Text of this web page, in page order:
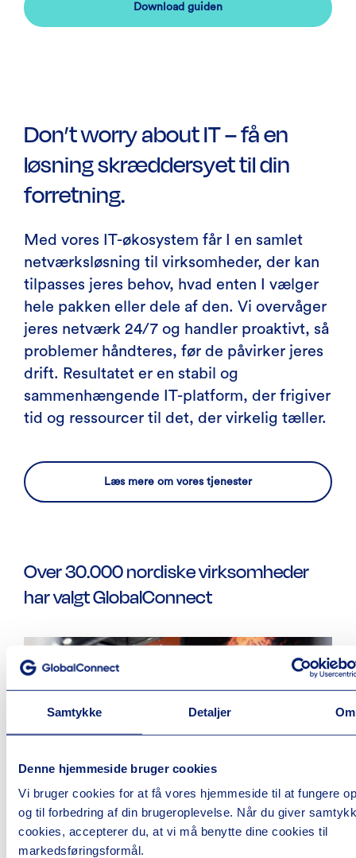
Samtykke Detaljer Om
Denne hjemmeside bruger cookies
Vi bruger cookies for at få vores hjemmeside til at fungere
og til forbedring af din brugeroplevelse. Når du giver
cookies, accepterer du, at vi må benytte dine cookies til
markedsføringsformål.
Download guiden
Don’t worry about IT – få en
løsning skræddersyet til din
forretning.
Med vores IT-økosystem får I en samlet
netværksløsning til virksomheder, der kan
tilpasses jeres behov, hvad enten I vælger
hele pakken eller dele af den. Vi overvåger
jeres netværk 24/7 og handler proaktivt, så
problemer håndteres, før de påvirker jeres
drift. Resultatet er en stabil og
sammenhængende IT-platform, der frigiver
tid og ressourcer til det, der virkelig tæller.
Læs mere om vores tjenester
Over 30.000 nordiske virksomheder
har valgt GlobalConnect
POWER
Netværket i butikkerne er fuldstændig afgørende